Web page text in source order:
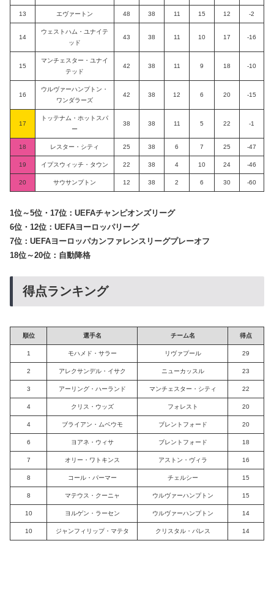
13 エヴァートン 48 38 11 15 12 -2
14
ウェストハム・ユナイテ
ッド
43 38 11 10 17 -16
15
マンチェスター・ユナイ
テッド
42 38 11 9 18 -10
16
ウルヴァーハンプトン・
ワンダラーズ
42 38 12 6 20 -15
17
トッテナム・ホットスパ
ー
38 38 11 5 22 -1
18 レスター・シティ 25 38 6 7 25 -47
19 イプスウィッチ・タウン 22 38 4 10 24 -46
20 サウサンプトン 12 38 2 6 30 -60
1位～5位・17位：UEFAチャンピオンズリーグ
6位・12位：UEFAヨーロッパリーグ
7位：UEFAヨーロッパカンファレンスリーグプレーオフ
18位～20位：自動降格
得点ランキング
順位 選手名 チーム名 得点
1 モハメド・サラー リヴァプール 29
2 アレクサンデル・イサク ニューカッスル 23
3 アーリング・ハーランド マンチェスター・シティ 22
4 クリス・ウッズ フォレスト 20
4 ブライアン・ムベウモ ブレントフォード 20
6 ヨアネ・ウィサ ブレントフォード 18
7 オリー・ワトキンス アストン・ヴィラ 16
8 コール・パーマー チェルシー 15
8 マテウス・クーニャ ウルヴァーハンプトン 15
10 ヨルゲン・ラーセン ウルヴァーハンプトン 14
10 ジャンフィリップ・マテタ クリスタル・パレス 14